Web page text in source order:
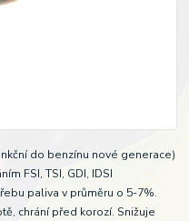
do benzínu nové generace)
FSI, TSI, GDI, IDSI
paliva v průměru o 5-7%.
chrání před korozí. Snižuje